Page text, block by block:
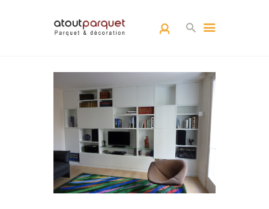
L’EQUIPE
PARQUETS
ARCHITECTURE
D’INTÉRIEUR
RÉALISATIONS
CONTACT